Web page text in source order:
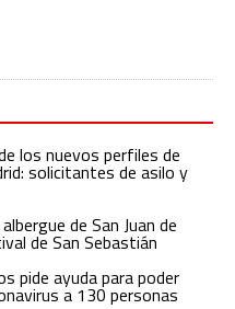
los nuevos perfiles de
solicitantes de asilo y
de San Juan de
de San Sebastián
pide ayuda para poder
a 130 personas